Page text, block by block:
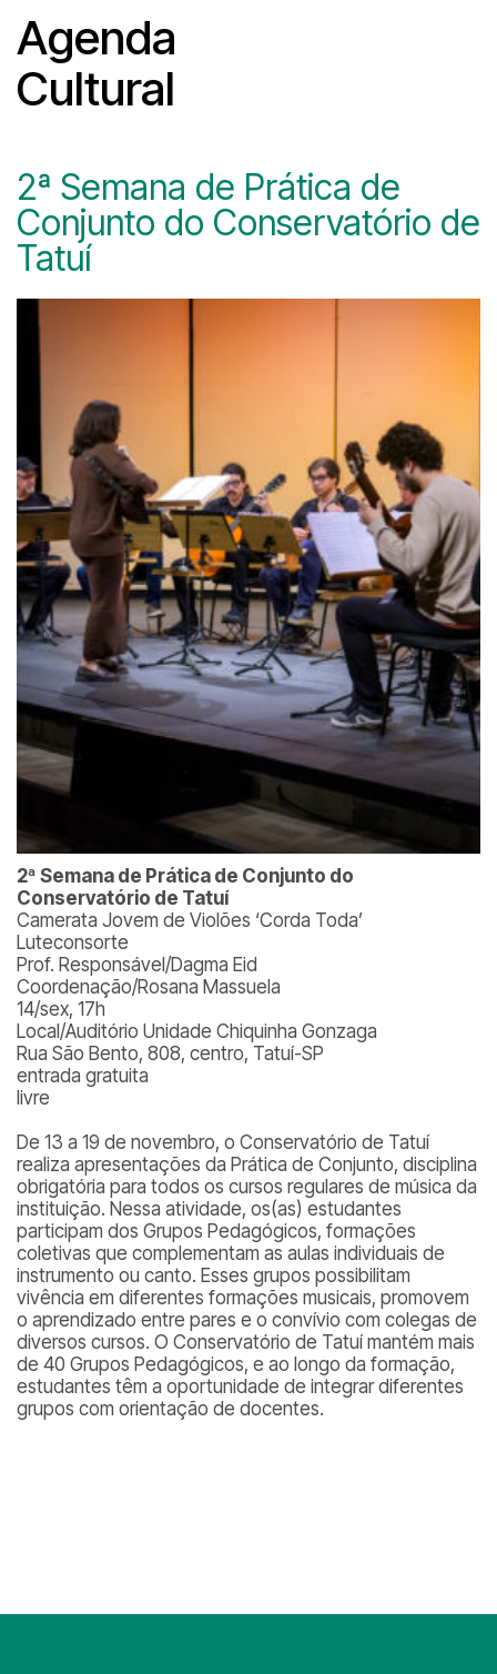
Agenda
Cultural
2ª Semana de Prática de
Conjunto do Conservatório de
Tatuí
2ª Semana de Prática de Conjunto do
Conservatório de Tatuí
Camerata Jovem de Violões ‘Corda Toda’
Luteconsorte
Prof. Responsável/Dagma Eid
Coordenação/Rosana Massuela
14/sex, 17h
Local/Auditório Unidade Chiquinha Gonzaga
Rua São Bento, 808, centro, Tatuí-SP
entrada gratuita
livre
De 13 a 19 de novembro, o Conservatório de Tatuí
realiza apresentações da Prática de Conjunto, disciplina
obrigatória para todos os cursos regulares de música da
instituição. Nessa atividade, os(as) estudantes
participam dos Grupos Pedagógicos, formações
coletivas que complementam as aulas individuais de
instrumento ou canto. Esses grupos possibilitam
vivência em diferentes formações musicais, promovem
o aprendizado entre pares e o convívio com colegas de
diversos cursos. O Conservatório de Tatuí mantém mais
de 40 Grupos Pedagógicos, e ao longo da formação,
estudantes têm a oportunidade de integrar diferentes
grupos com orientação de docentes.